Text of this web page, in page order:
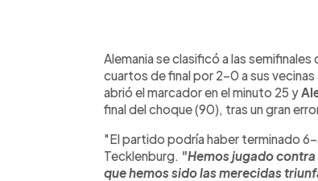
Escuchar artículo
Alemania se clasificó a las semifinales
cuartos de final por 2-0 a sus
abrió el marcador en el minuto 25 y
final del choque (90), tras un gran
"El partido podría haber terminado
Tecklenburg. "Hemos jugado
que hemos sido las merecidas